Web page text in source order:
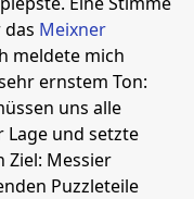
Meixner
meldete mich
ernstem Ton:
uns alle
und setzte
Ziel: Messier
Puzzleteile